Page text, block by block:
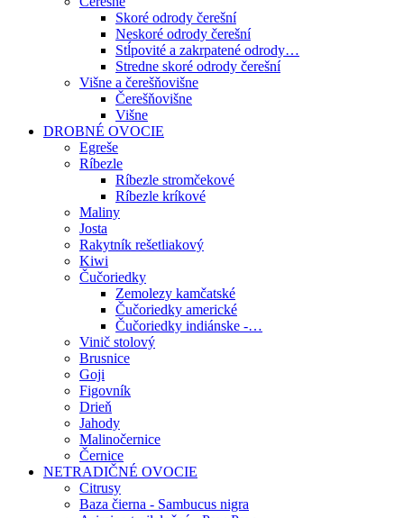
Skoré odrody čerešní
Neskoré odrody čerešní
Stĺpovité a zakrpatené odrody…
Stredne skoré odrody čerešní
Višne a čerešňovišne
Čerešňovišne
Višne
DROBNÉ OVOCIE
Egreše
Ríbezle
Ríbezle stromčekové
Ríbezle kríkové
Maliny
Josta
Rakytník rešetliakový
Kiwi
Čučoriedky
Zemolezy kamčatské
Čučoriedky americké
Čučoriedky indiánske -…
Vinič stolový
Brusnice
Goji
Figovník
Drieň
Jahody
Malinočernice
Černice
NETRADIČNÉ OVOCIE
Citrusy
Baza čierna - Sambucus nigra